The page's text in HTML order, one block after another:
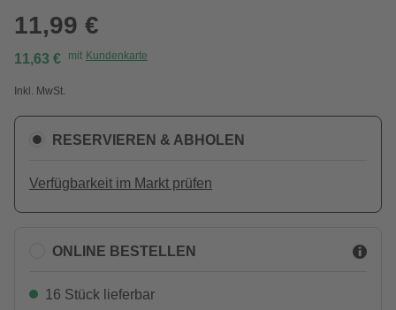
11,99 €
11,63 € mit Kundenkarte
Inkl. MwSt.
RESERVIEREN & ABHOLEN
Verfügbarkeit im Markt prüfen
ONLINE BESTELLEN
16 Stück lieferbar